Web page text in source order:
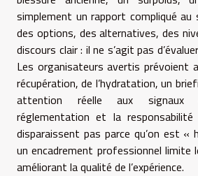
simplement un rapport compliqué au
des options, des alternatives, des
discours clair : il ne s’agit pas
Les organisateurs avertis prévoient
récupération, de l’hydratation, un
attention réelle aux
réglementation et la responsabilité
disparaissent pas parce qu’on est
un encadrement professionnel limite
améliorant la qualité de l’expérience.